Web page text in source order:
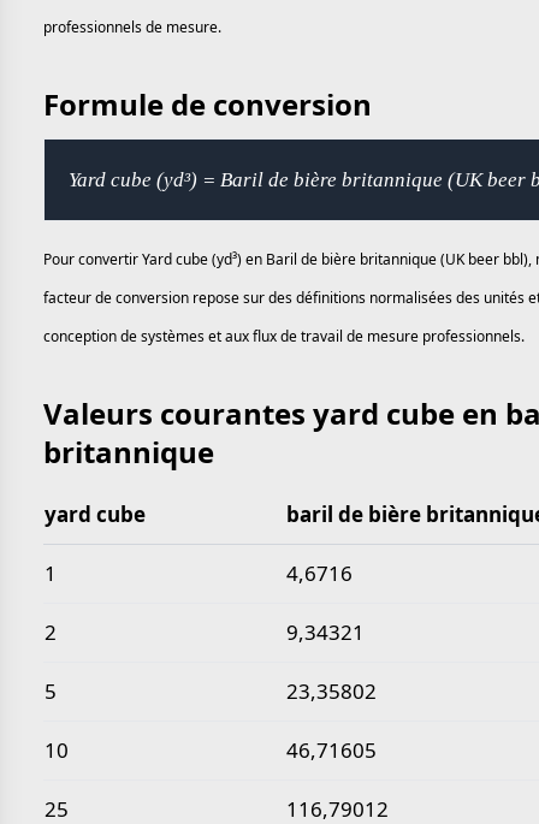
professionnels de mesure.
Formule de conversion
Yard cube (yd³) = Baril de bière britannique (UK beer
Pour convertir Yard cube (yd³) en Baril de bière britannique (UK beer
facteur de conversion repose sur des définitions normalisées des unités
conception de systèmes et aux flux de travail de mesure professionnels.
Valeurs courantes yard cube en
britannique
Valeurs courantes yard cube en baril de bière
yard cube baril de bière
1 4,6716
2 9,34321
5 23,35802
10 46,71605
25 116,79012